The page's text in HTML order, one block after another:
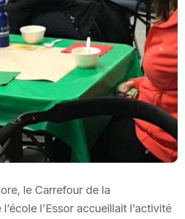
le Carrefour de la
l’Essor accueillait l’activité